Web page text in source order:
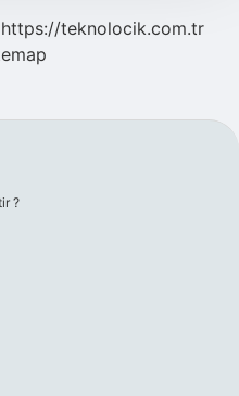
https://teknolocik.com.tr
?